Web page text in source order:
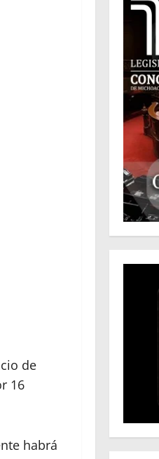
de
16
habrá